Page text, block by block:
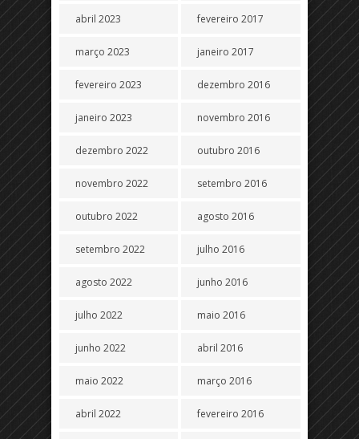
abril 2023
março 2023
fevereiro 2023
janeiro 2023
dezembro 2022
novembro 2022
outubro 2022
setembro 2022
agosto 2022
julho 2022
junho 2022
maio 2022
abril 2022
fevereiro 2017
janeiro 2017
dezembro 2016
novembro 2016
outubro 2016
setembro 2016
agosto 2016
julho 2016
junho 2016
maio 2016
abril 2016
março 2016
fevereiro 2016